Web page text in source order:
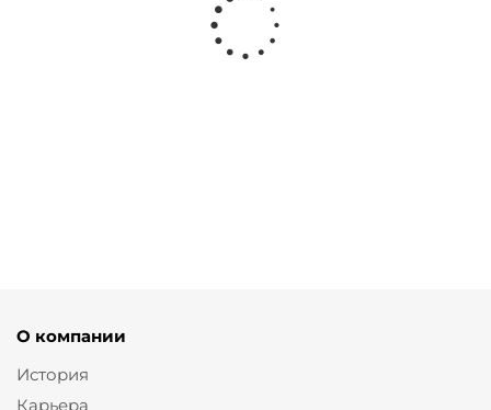
О компании
История
Карьера